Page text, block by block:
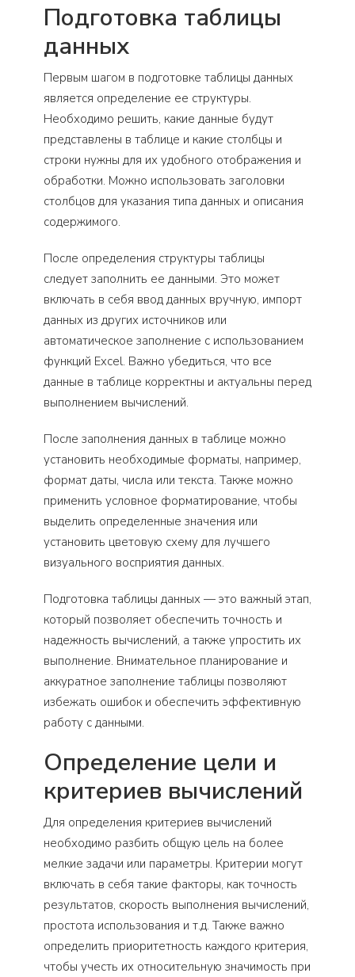
Подготовка таблицы
данных
Первым шагом в подготовке таблицы данных
является определение ее структуры.
Необходимо решить, какие данные будут
представлены в таблице и какие столбцы и
строки нужны для их удобного отображения и
обработки. Можно использовать заголовки
столбцов для указания типа данных и описания
содержимого.
После определения структуры таблицы
следует заполнить ее данными. Это может
включать в себя ввод данных вручную, импорт
данных из других источников или
автоматическое заполнение с использованием
функций Excel. Важно убедиться, что все
данные в таблице корректны и актуальны перед
выполнением вычислений.
После заполнения данных в таблице можно
установить необходимые форматы, например,
формат даты, числа или текста. Также можно
применить условное форматирование, чтобы
выделить определенные значения или
установить цветовую схему для лучшего
визуального восприятия данных.
Подготовка таблицы данных — это важный этап,
который позволяет обеспечить точность и
надежность вычислений, а также упростить их
выполнение. Внимательное планирование и
аккуратное заполнение таблицы позволяют
избежать ошибок и обеспечить эффективную
работу с данными.
Определение цели и
критериев вычислений
Для определения критериев вычислений
необходимо разбить общую цель на более
мелкие задачи или параметры. Критерии могут
включать в себя такие факторы, как точность
результатов, скорость выполнения вычислений,
простота использования и т.д. Также важно
определить приоритетность каждого критерия,
чтобы учесть их относительную значимость при